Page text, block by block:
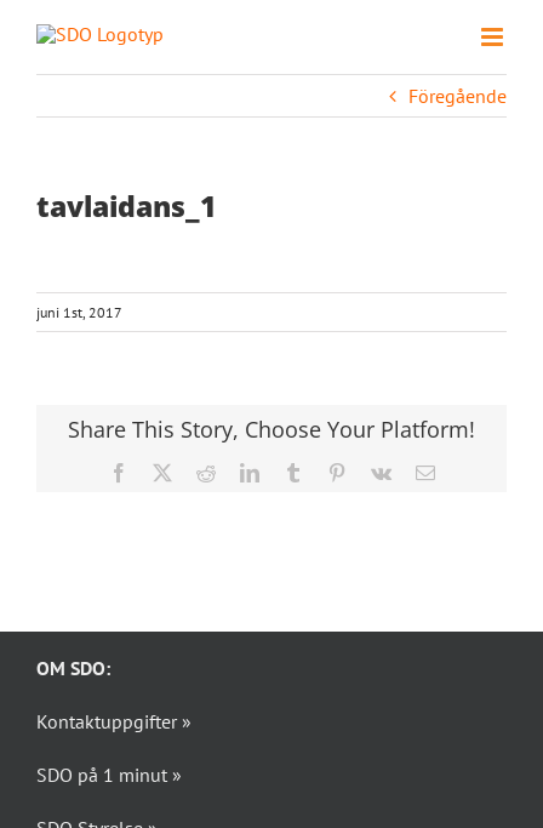
Föregående
tavlaidans_1
juni 1st, 2017
Share This Story, Choose Your Platform!
Facebook RedditLinkedInTumblr Pinterest
Vk
E-
OM SDO:
Kontaktuppgifter »
SDO på 1 minut »